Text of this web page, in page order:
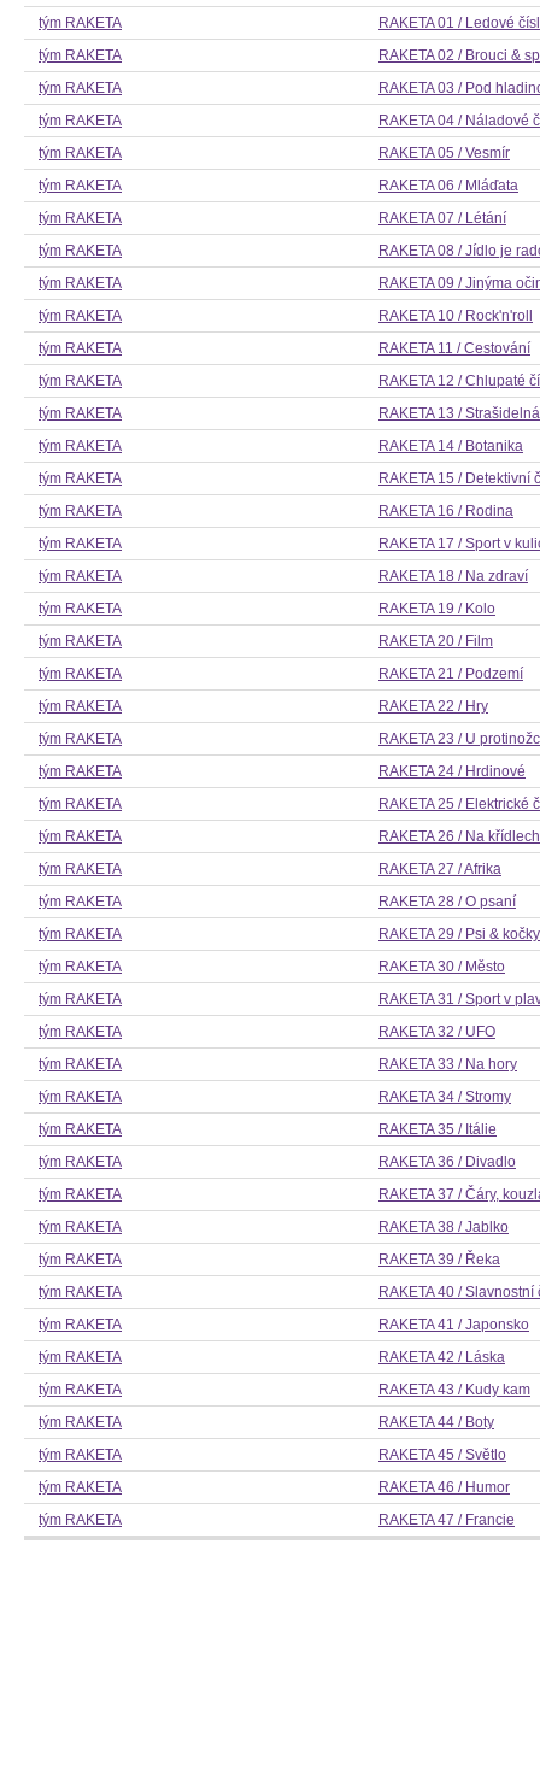
tým RAKETA
RAKETA 01 / Ledové
tým RAKETA
RAKETA 02 / Brouci &
tým RAKETA
RAKETA 03 / Pod
tým RAKETA
RAKETA 04 / Náladové
tým RAKETA
RAKETA 05 / Vesmír
tým RAKETA
RAKETA 06 / Mláďata
tým RAKETA
RAKETA 07 / Létání
tým RAKETA
RAKETA 08 / Jídlo je
tým RAKETA
RAKETA 09 / Jinýma
tým RAKETA
RAKETA 10 / Rock'n'roll
tým RAKETA
RAKETA 11 / Cestování
tým RAKETA
RAKETA 12 / Chlupaté
tým RAKETA
RAKETA 13 /
tým RAKETA
RAKETA 14 / Botanika
tým RAKETA
RAKETA 15 / Detektivní
tým RAKETA
RAKETA 16 / Rodina
tým RAKETA
RAKETA 17 / Sport v
tým RAKETA
RAKETA 18 / Na zdraví
tým RAKETA
RAKETA 19 / Kolo
tým RAKETA
RAKETA 20 / Film
tým RAKETA
RAKETA 21 / Podzemí
tým RAKETA
RAKETA 22 / Hry
tým RAKETA
RAKETA 23 / U
tým RAKETA
RAKETA 24 / Hrdinové
tým RAKETA
RAKETA 25 / Elektrické
tým RAKETA
RAKETA 26 / Na
tým RAKETA
RAKETA 27 / Afrika
tým RAKETA
RAKETA 28 / O psaní
tým RAKETA
RAKETA 29 / Psi & kočky
tým RAKETA
RAKETA 30 / Město
tým RAKETA
RAKETA 31 / Sport v
tým RAKETA
RAKETA 32 / UFO
tým RAKETA
RAKETA 33 / Na hory
tým RAKETA
RAKETA 34 / Stromy
tým RAKETA
RAKETA 35 / Itálie
tým RAKETA
RAKETA 36 / Divadlo
tým RAKETA
RAKETA 37 / Čáry,
tým RAKETA
RAKETA 38 / Jablko
tým RAKETA
RAKETA 39 / Řeka
tým RAKETA
RAKETA 40 / Slavnostní
tým RAKETA
RAKETA 41 / Japonsko
tým RAKETA
RAKETA 42 / Láska
tým RAKETA
RAKETA 43 / Kudy kam
tým RAKETA
RAKETA 44 / Boty
tým RAKETA
RAKETA 45 / Světlo
tým RAKETA
RAKETA 46 / Humor
tým RAKETA
RAKETA 47 / Francie